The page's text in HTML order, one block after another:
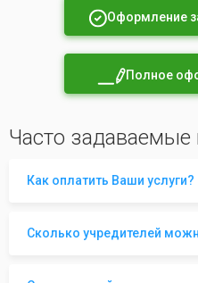
Оформление
Полное
Часто задаваемые
Как оплатить Ваши услуги?
Сколько учредителей